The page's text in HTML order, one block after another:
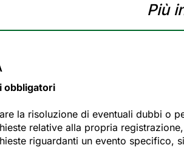
Più
obbligatori
la risoluzione di eventuali dubbi o
relative alla propria
riguardanti un evento specifico,